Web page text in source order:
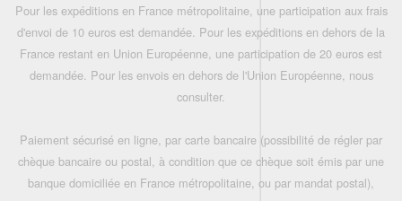
Pour les expéditions en France métropolitaine, une participation aux frais
d'envoi de 10 euros est demandée. Pour les expéditions en dehors de la
France restant en Union Européenne, une participation de 20 euros est
demandée. Pour les envois en dehors de l'Union Européenne, nous
consulter.
Paiement sécurisé en ligne, par carte bancaire (possibilité de régler par
chèque bancaire ou postal, à condition que ce chèque soit émis par une
banque domiciliée en France métropolitaine, ou par mandat postal),